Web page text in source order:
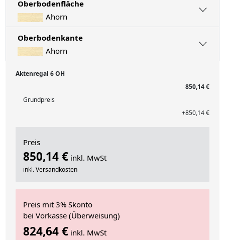
Oberbodenfläche
Ahorn
Oberbodenkante
Ahorn
Aktenregal 6 OH
850,14 €
Grundpreis
+850,14 €
Preis
850,14 € inkl. MwSt
inkl. Versandkosten
Preis mit 3% Skonto
bei Vorkasse (Überweisung)
824,64 € inkl. MwSt